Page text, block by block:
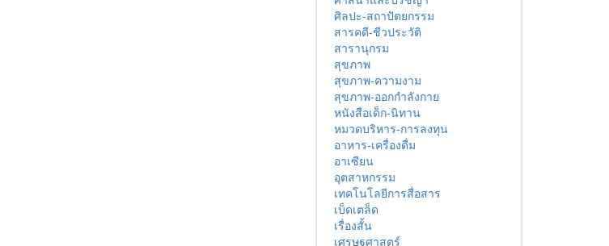
ศิลปะ-สถาปัตยกรรม
สารคดี-ชีวประวัติ
สารานุกรม
สุขภาพ
สุขภาพ-ความงาม
สุขภาพ-ออกกำลังกาย
หนังสือเด็ก-นิทาน
หมวดบริหาร-การลงทุน
อาหาร-เครื่องดื่ม
อาเซียน
อุตสาหกรรม
เทคโนโลยีการสื่อสาร
เบ็ดเตล็ด
เรื่องสั้น
เศรษฐศาสตร์